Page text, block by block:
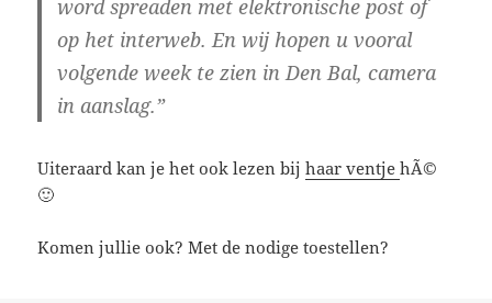
word spreaden met elektronische post of
op het interweb. En wij hopen u vooral
volgende week te zien in Den Bal, camera
in aanslag.”
Uiteraard kan je het ook lezen bijhaar ventjehÃ©
🙂
Komen jullie ook? Met de nodige toestellen?